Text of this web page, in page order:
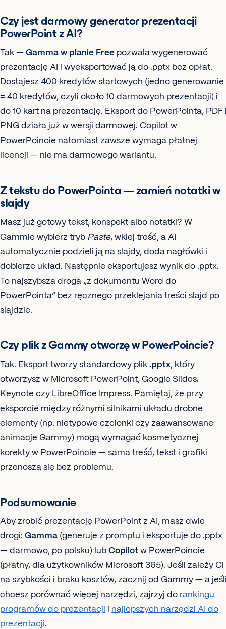
Czy jest darmowy generator prezentacji
PowerPoint z AI?
Tak — Gamma w planie Free pozwala wygenerować
prezentację AI i wyeksportować ją do .pptx bez opłat.
Dostajesz 400 kredytów startowych (jedno generowanie
= 40 kredytów, czyli około 10 darmowych prezentacji) i
do 10 kart na prezentację. Eksport do PowerPointa, PDF
PNG działa już w wersji darmowej. Copilot w
PowerPoincie natomiast zawsze wymaga płatnej
licencji — nie ma darmowego wariantu.
Z tekstu do PowerPointa — zamień notatki w
slajdy
Masz już gotowy tekst, konspekt albo notatki? W
Gammie wybierz tryb Paste, wklej treść, a AI
automatycznie podzieli ją na slajdy, doda nagłówki i
dobierze układ. Następnie eksportujesz wynik do .pptx.
To najszybsza droga „z dokumentu Word do
PowerPointa” bez ręcznego przeklejania treści slajd po
slajdzie.
Czy plik z Gammy otworzę w PowerPoincie?
Tak. Eksport tworzy standardowy plik .pptx, który
otworzysz w Microsoft PowerPoint, Google Slides,
Keynote czy LibreOffice Impress. Pamiętaj, że przy
eksporcie między różnymi silnikami układu drobne
elementy (np. nietypowe czcionki czy zaawansowane
animacje Gammy) mogą wymagać kosmetycznej
korekty w PowerPoincie — sama treść, tekst i grafiki
przenoszą się bez problemu.
Podsumowanie
Aby zrobić prezentację PowerPoint z AI, masz dwie
drogi: Gamma (generuje z promptu i eksportuje do .pptx
— darmowo, po polsku) lub Copilot w PowerPoincie
(płatny, dla użytkowników Microsoft 365). Jeśli zależy Ci
na szybkości i braku kosztów, zacznij od Gammy — a
chcesz porównać więcej narzędzi, zajrzyj do rankingu
programów do prezentacji i najlepszych narzędzi AI do
prezentacji.